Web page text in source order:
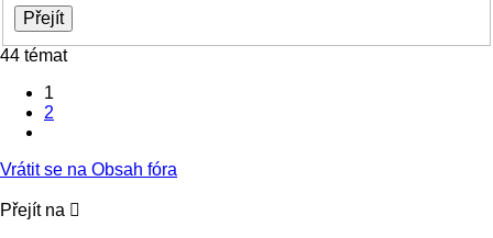
44 témat
1
2
Vrátit se na Obsah fóra
Přejít na